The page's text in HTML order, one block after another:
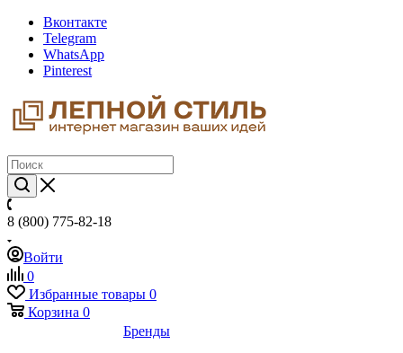
Вконтакте
Telegram
WhatsApp
Pinterest
8 (800) 775-82-18
Войти
0
Избранные товары 0
Корзина 0
Бренды